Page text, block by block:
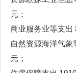
元；
商业服务业等支出
自然资源海洋气
元；